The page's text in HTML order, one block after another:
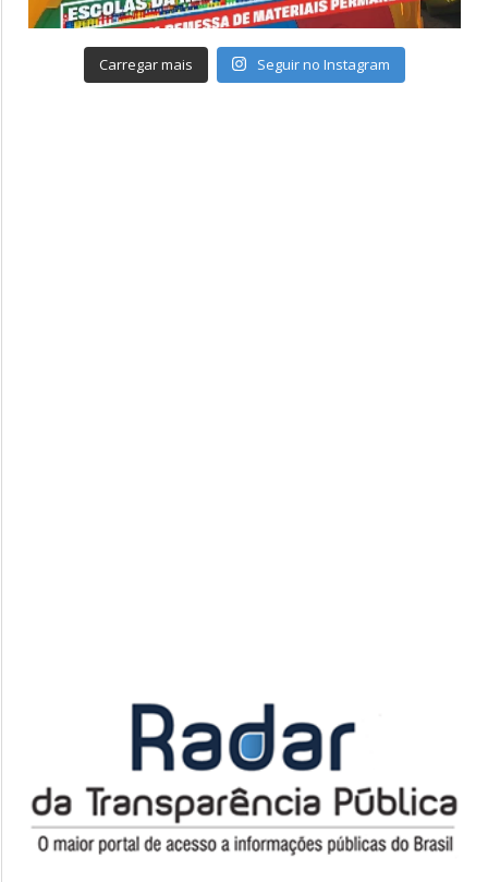
Carregar mais Seguir no Instagram